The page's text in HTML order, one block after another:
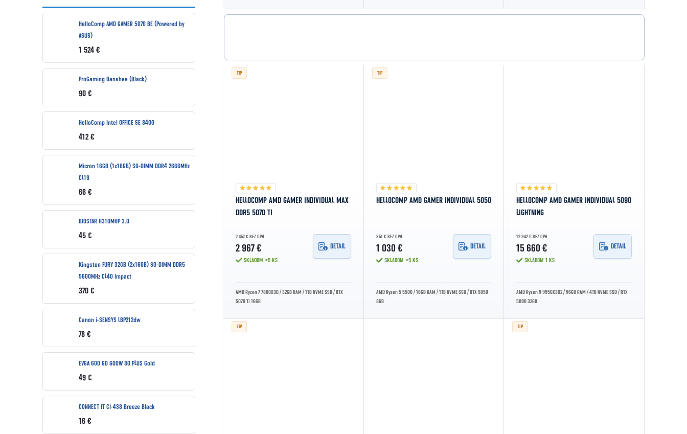
HelloComp AMD GAMER 5070 BE (Powered by
ASUS)
1 524 €
ProGaming Banshee (Black)
90 €
HelloComp Intel OFFICE SE 8400
412 €
Micron 16GB (1x16GB) SO-DIMM DDR4 2666MHz
CL19
66 €
BIOSTAR H310MHP 3.0
45 €
Kingston FURY 32GB (2x16GB) SO-DIMM DDR5
5600MHz CL40 Impact
370 €
Canon i-SENSYS LBP212dw
78 €
EVGA 600 GD 600W 80 PLUS Gold
49 €
CONNECT IT CI-438 Breeze Black
16 €
TIP
HELLOCOMP AMD GAMER INDIVIDUAL MAX
DDR5 5070 TI
2 452 € BEZ DPH
2 967 €
SKLADOM >5 KS
DETAIL
AMD Ryzen 7 7800X3D / 32GB RAM / 1TB NVME SSD / RTX
5070 Ti 16GB
TIP
HELLOCOMP AMD GAMER INDIVIDUAL 5050
851 € BEZ DPH
1 030 €
SKLADOM >5 KS
DETAIL
AMD Ryzen 5 5500 / 16GB RAM / 1TB NVME SSD / RTX 5050
8GB
HELLOCOMP AMD GAMER INDIVIDUAL 5090
LIGHTNING
12 942 € BEZ DPH
15 660 €
SKLADOM 1 KS
DETAIL
AMD Ryzen 9 9950X3D2 / 96GB RAM / 4TB NVME SSD / RTX
5090 32GB
TIP TIP